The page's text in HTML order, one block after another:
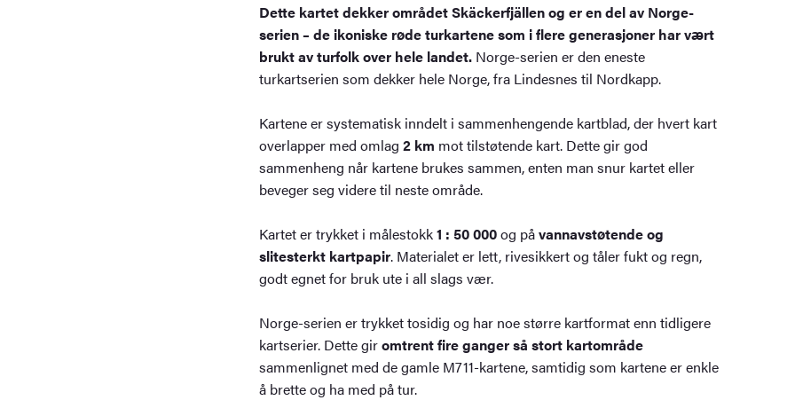
Dette kartet dekker området Skäckerfjällen og er en del av Norge-
serien – de ikoniske røde turkartene som i flere generasjoner har vært
brukt av turfolk over hele landet.Norge-serien er den eneste
turkartserien som dekker hele Norge, fra Lindesnes til Nordkapp.
Kartene er systematisk inndelt i sammenhengende kartblad, der hvert kart
overlapper med omlag 2 km mot tilstøtende kart. Dette gir god
sammenheng når kartene brukes sammen, enten man snur kartet eller
beveger seg videre til neste område.
Kartet er trykket i målestokk1 : 50 000og påvannavstøtende og
slitesterkt kartpapir. Materialet er lett, rivesikkert og tåler fukt og regn,
godt egnet for bruk ute i all slags vær.
Norge-serien er trykket tosidig og har noe større kartformat enn tidligere
kartserier. Dette giromtrent fire ganger så stort kartområde
sammenlignet med de gamle M711-kartene, samtidig som kartene er enkle
å brette og ha med på tur.